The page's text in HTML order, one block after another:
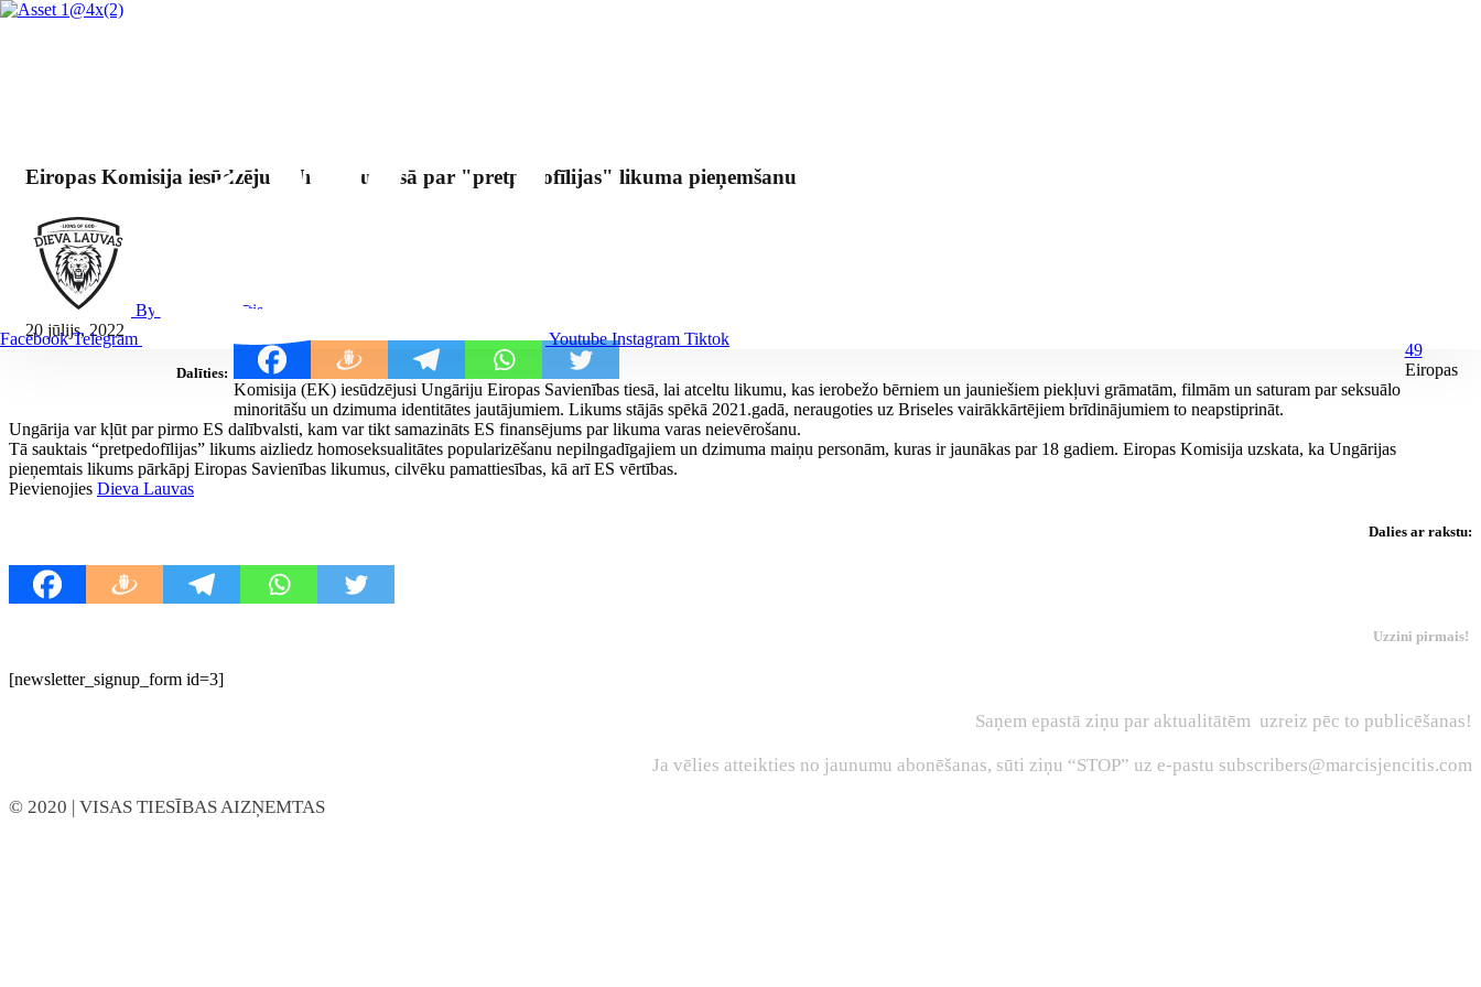
Facebook Telegram Youtube Instagram Tiktok
Eiropas Komisija iesūdzējusi Ungāriju tiesā par "pretpedofīlijas" likuma pieņemšanu
By Mārcis Jencītis
20 jūlijs, 2022
Dalīties:
49
Eiropas
Komisija (EK) iesūdzējusi Ungāriju Eiropas Savienības tiesā, lai atceltu likumu, kas ierobežo bērniem un jauniešiem piekļuvi grāmatām, filmām un saturam par seksuālo
minoritāšu un dzimuma identitātes jautājumiem. Likums stājās spēkā 2021.gadā, neraugoties uz Briseles vairākkārtējiem brīdinājumiem to neapstiprināt.
Ungārija var kļūt par pirmo ES dalībvalsti, kam var tikt samazināts ES finansējums par likuma varas neievērošanu.
Tā sauktais “pretpedofīlijas” likums aizliedz homoseksualitātes popularizēšanu nepilngadīgajiem un dzimuma maiņu personām, kuras ir jaunākas par 18 gadiem. Eiropas Komisija uzskata, ka Ungārijas
pieņemtais likums pārkāpj Eiropas Savienības likumus, cilvēku pamattiesības, kā arī ES vērtības.
Pievienojies Dieva Lauvas
Dalies ar rakstu:
Uzzini pirmais!
[newsletter_signup_form id=3]
Saņem epastā ziņu par aktualitātēm uzreiz pēc to publicēšanas!
Ja vēlies atteikties no jaunumu abonēšanas, sūti ziņu “STOP” uz e-pastu subscribers@marcisjencitis.com
© 2020 | VISAS TIESĪBAS AIZŅEMTAS